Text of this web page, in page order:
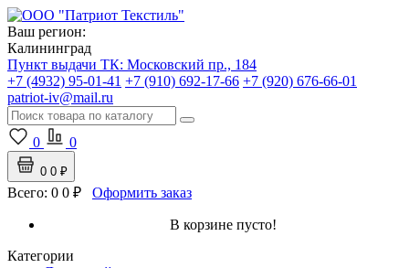
Ваш регион:
Калининград
Пункт выдачи ТК: Московский пр., 184
+7 (4932) 95-01-41 +7 (910) 692-17-66 +7 (920) 676-66-01
patriot-iv@mail.ru
0 0
0 0 ₽
Всего: 0 0 ₽ Оформить заказ
В корзине пусто!
Категории